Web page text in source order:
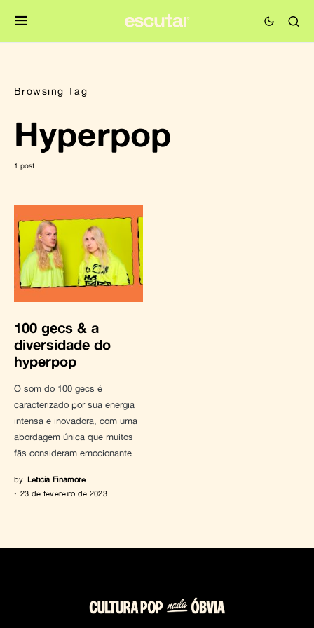
Browsing Tag
Hyperpop
1 post
100 gecs & a
diversidade do
hyperpop
O som do 100 gecs é
caracterizado por sua energia
intensa e inovadora, com uma
abordagem única que muitos
fãs consideram emocionante
by Letícia Finamore
23 de fevereiro de 2023